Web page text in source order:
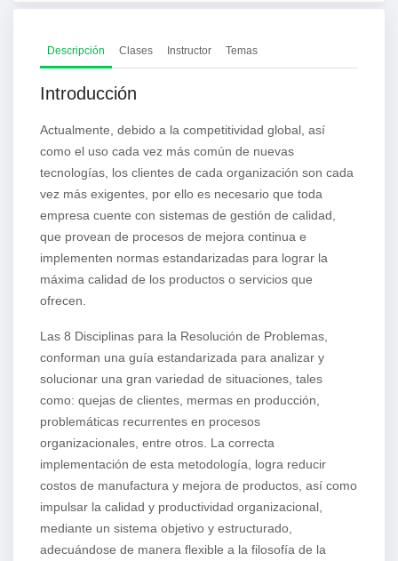
Descripción Clases Instructor Temas
Introducción
Actualmente, debido a la competitividad global, así
como el uso cada vez más común de nuevas
tecnologías, los clientes de cada organización son cada
vez más exigentes, por ello es necesario que toda
empresa cuente con sistemas de gestión de calidad,
que provean de procesos de mejora continua e
implementen normas estandarizadas para lograr la
máxima calidad de los productos o servicios que
ofrecen.
Las 8 Disciplinas para la Resolución de Problemas,
conforman una guía estandarizada para analizar y
solucionar una gran variedad de situaciones, tales
como: quejas de clientes, mermas en producción,
problemáticas recurrentes en procesos
organizacionales, entre otros. La correcta
implementación de esta metodología, logra reducir
costos de manufactura y mejora de productos, así como
impulsar la calidad y productividad organizacional,
mediante un sistema objetivo y estructurado,
adecuándose de manera flexible a la filosofía de la